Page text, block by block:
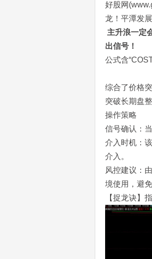
好股网
龙！平潭发
主升浪一定
出信号！
公式含
综合了价格
突破长期盘
操作策略
信号确认：
介入时机：
介入。
风控建议：
境使用，避
【捉龙诀】